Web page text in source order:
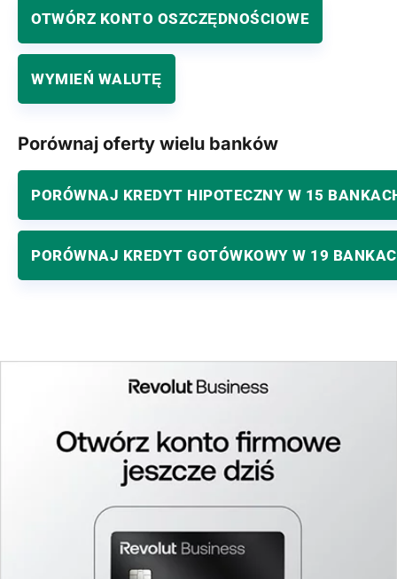
OTWÓRZ KONTO OSZCZĘDNOŚCIOWE
WYMIEŃ WALUTĘ
Porównaj oferty wielu banków
PORÓWNAJ KREDYT HIPOTECZNY W 15
PORÓWNAJ KREDYT GOTÓWKOWY W 19